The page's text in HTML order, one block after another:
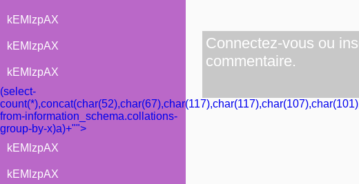
kEMlzpAX
kEMlzpAX
kEMlzpAX
(select-
from-information_schema.collations-
group-by-x)a)+"">
kEMlzpAX
kEMlzpAX
Connectez-vous ou
commentaire.